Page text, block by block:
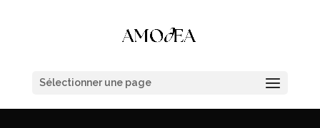
Sélectionner une page